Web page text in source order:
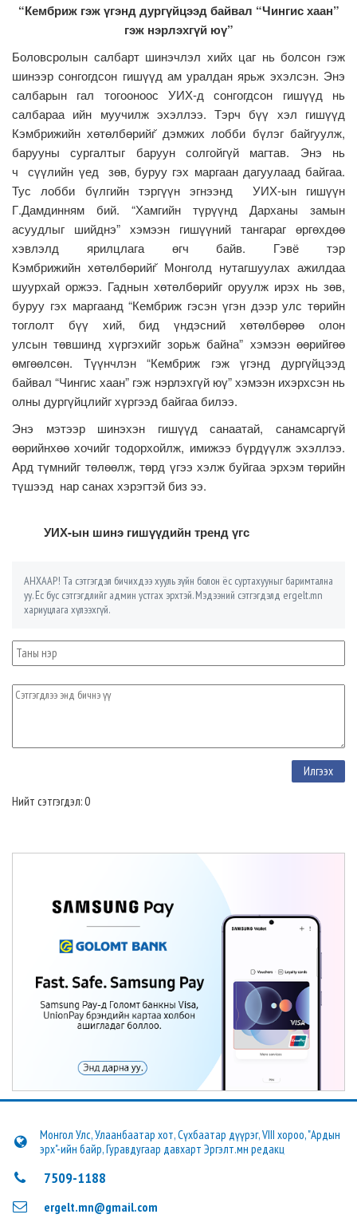
“Кембриж гэж үгэнд дургүйцээд байвал “Чингис хаан”
гэж нэрлэхгүй юү”
Боловсролын салбарт шинэчлэл хийх цаг нь болсон гэж
шинээр сонгогдсон гишүүд ам уралдан ярьж эхэлсэн. Энэ
салбарын гал тогооноос УИХ-д сонгогдсон гишүүд нь
салбараа ийн муучилж эхэллээ. Тэрч бүү хэл гишүүд
Кэмбрижийн хөтөлбөрийг̆ дэмжих лобби бүлэг байгуулж,
барууны сургалтыг баруун солгойгүй магтав. Энэ нь
ч сүүлийн үед зөв, буруу гэх маргаан дагуулаад байгаа.
Тус лобби бүлгийн тэргүүн эгнээнд УИХ-ын гишүүн
Г.Дамдинням бий. “Хамгийн түрүүнд Дарханы замын
асуудлыг шийднэ” хэмээн гишүүний тангараг өргөхдөө
хэвлэлд ярилцлага өгч байв. Гэвё тэр
Кэмбрижийн хөтөлбөрийг̆ Монголд нутагшуулах ажилдаа
шуурхай оржээ. Гаднын хөтөлбөрийг оруулж ирэх нь зөв,
буруу гэх маргаанд “Кембриж гэсэн үгэн дээр улс төрийн
тоглолт бүү хий, бид үндэсний хөтөлбөрөө олон
улсын төвшинд хүргэхийг зорьж байна” хэмээн өөрийгөө
өмгөөлсөн. Түүнчлэн “Кембриж гэж үгэнд дургүйцээд
байвал “Чингис хаан” гэж нэрлэхгүй юү” хэмээн ихэрхсэн нь
олны дургүйцлийг хүргээд байгаа билээ.
Энэ мэтээр шинэхэн гишүүд санаатай, санамсаргүй
өөрийнхөө хочийг тодорхойлж, имижээ бүрдүүлж эхэллээ.
Ард түмнийг төлөөлж, төрд үгээ хэлж буйгаа эрхэм төрийн
түшээд нар санах хэрэгтэй биз ээ.
УИХ-ын шинэ гишүүдийн тренд үгс
АНХААР! Та сэтгэгдэл бичихдээ хууль зүйн болон ёс суртахууныг баримтална
уу. Ёс бус сэтгэгдлийг админ устгах эрхтэй. Мэдээний сэтгэгдэлд ergelt.mn
хариуцлага хүлээхгүй.
Нийт сэтгэгдэл: 0
Монгол Улс, Улаанбаатар хот, Сүхбаатар дүүрэг, VIII хороо, "Ардын
эрх"-ийн байр, Гуравдугаар давхарт Эргэлт.мн редакц
7509-1188
ergelt.mn@gmail.com